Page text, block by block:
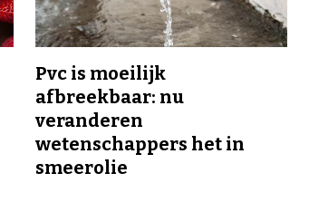
Pvc is moeilijk
afbreekbaar: nu
veranderen
wetenschappers het in
smeerolie